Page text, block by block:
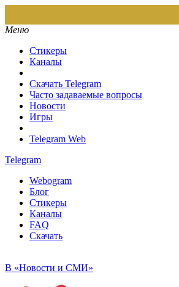
Меню
Стикеры
Каналы
Скачать Telegram
Часто задаваемые вопросы
Новости
Игры
Telegram Web
Telegram
Webogram
Блог
Стикеры
Каналы
FAQ
Скачать
В «Новости и СМИ»